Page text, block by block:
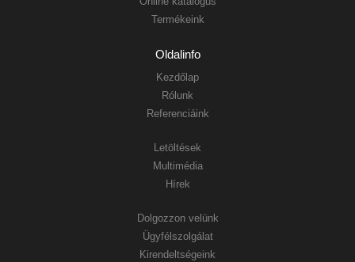
Termékeink
Oldalinfo
Kezdőlap
Rólunk
Referenciáink
Letöltések
Multimédia
Hírek
Dolgozzon velünk
Ügyfélszolgálat
Kirendeltségeink